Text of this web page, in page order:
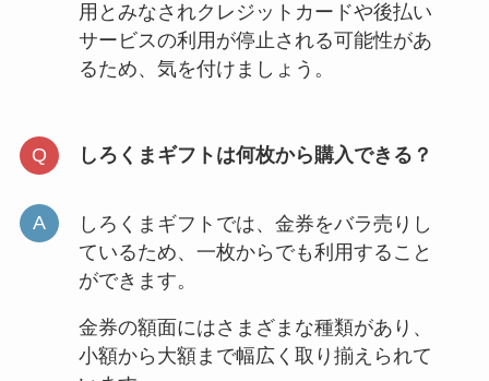
用とみなされクレジットカードや後払い
サービスの利用が停止される可能性があ
るため、気を付けましょう。
しろくまギフトは何枚から購入できる？
しろくまギフトでは、金券をバラ売りし
ているため、一枚からでも利用すること
ができます。
金券の額面にはさまざまな種類があり、
小額から大額まで幅広く取り揃えられて